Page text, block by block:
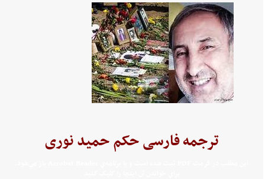
ترجمه فارسی حکم حمید نوری